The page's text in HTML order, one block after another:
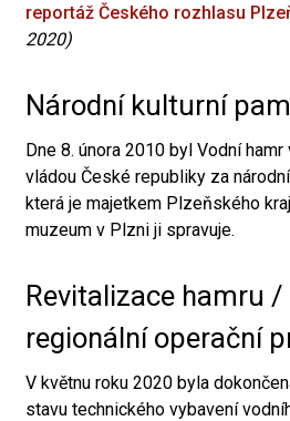
reportáž Českého rozhlasu
2020)
Národní kulturní
Dne 8. února 2010 byl Vodní
vládou České republiky za
která je majetkem Plzeňského
muzeum v Plzni ji spravuje.
Revitalizace hamru
regionální operační
V květnu roku 2020 byla
stavu technického vybavení